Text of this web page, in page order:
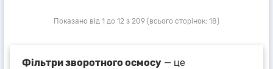
Показано від 1 до 12 з 209 (всього сторінок: 18)
Фільтри зворотного осмосу — це